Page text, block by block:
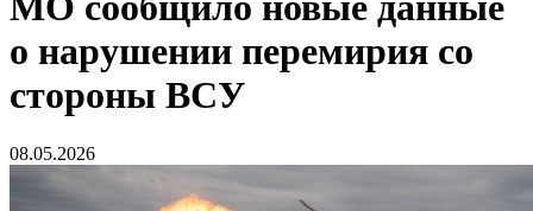
о нарушении перемирия со
стороны ВСУ
08.05.2026